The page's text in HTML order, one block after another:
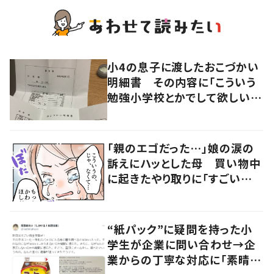
小4の息子に渡したおこづかい
明細書 その内容に「こういう
勉強小学校とかでして欲しい」
「親のエゴだった…」娘の涙の
訴えにハッとした母 買い物中
に起きたやり取りに「すごい分
“紙パック”に疑問を持った小
学生が企業に問い合わせ→企
業からの丁寧な対応に「素晴ら